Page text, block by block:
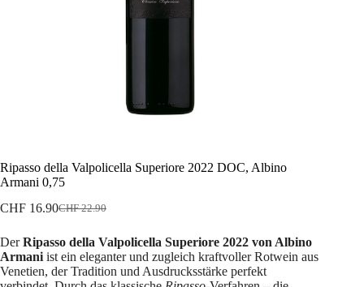
Ripasso della Valpolicella Superiore 2022 DOC, Albino
Armani 0,75
CHF22.90
Ursprünglicher
war:
CHF 22.90
CHF 16.90Aktueller
ist:
CHF 16.90.
DerRipasso della Valpolicella Superiore 2022 von Albino
Armani ist ein eleganter und zugleich kraftvoller Rotwein aus
Venetien, der Tradition und Ausdrucksstärke perfekt